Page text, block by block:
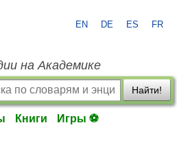
EN DE ES FR
на Академике
Найти!
Книги Игры ⚽